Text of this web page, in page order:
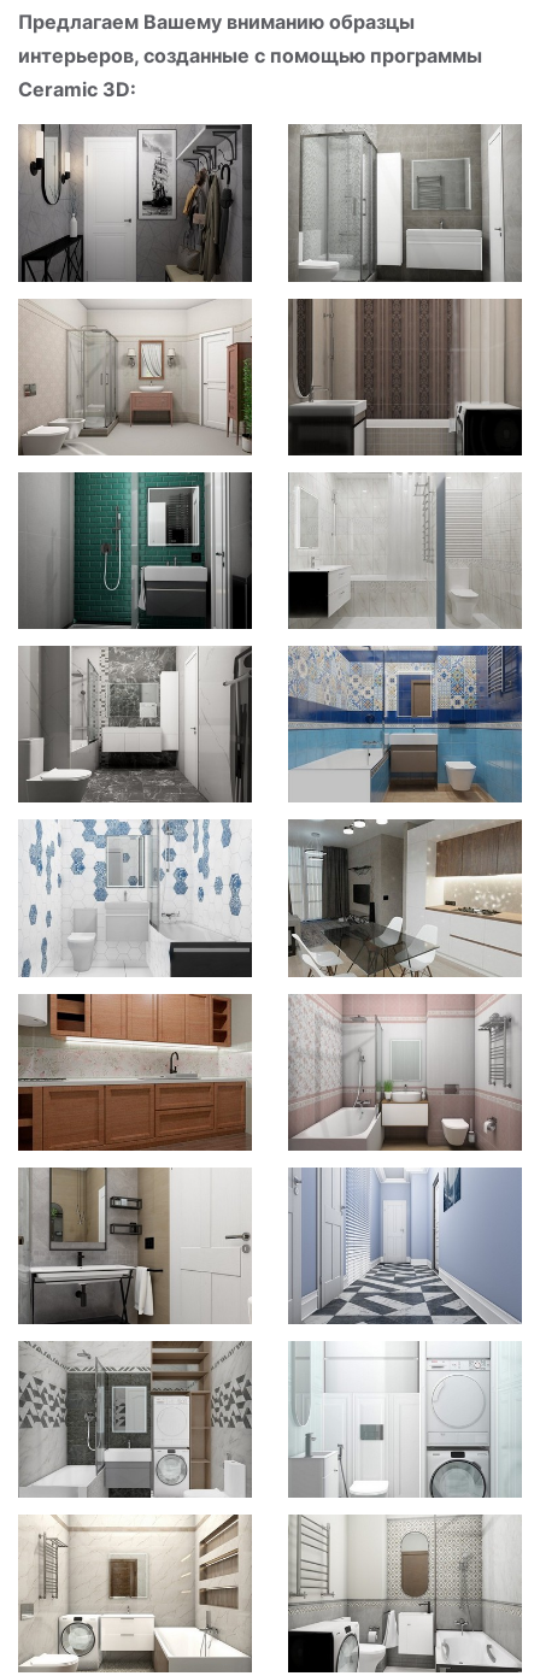
Предлагаем Вашему вниманию образцы
интерьеров, созданные с помощью программы
Ceramic 3D: